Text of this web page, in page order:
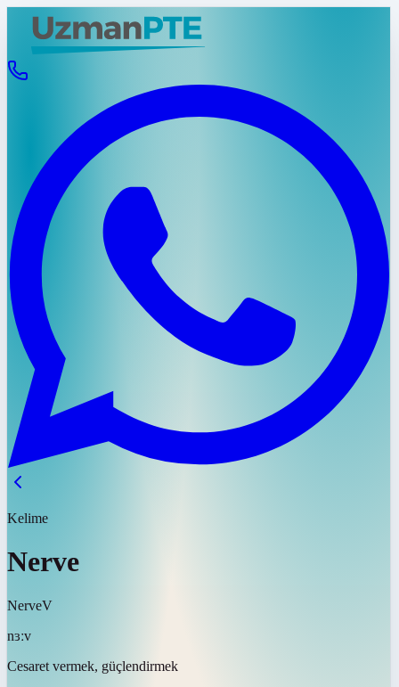
Kelime
Nerve
NerveV
nɜːv
Cesaret vermek, güçlendirmek